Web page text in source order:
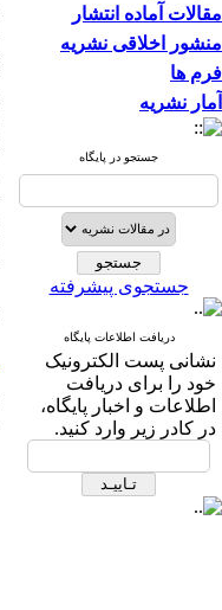
مقالات آماده انتشار
منشور اخلاقی نشریه
فرم ها
آمار نشریه
جستجو در پایگاه
جستجوی پیشرفته
دریافت اطلاعات پایگاه
نشانی پست الکترونیک
خود را برای دریافت
اطلاعات و اخبار پایگاه،
در کادر زیر وارد کنید.